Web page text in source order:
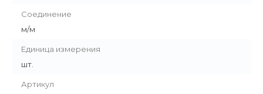
Соединение
м/м
Единица измерения
шт.
Артикул